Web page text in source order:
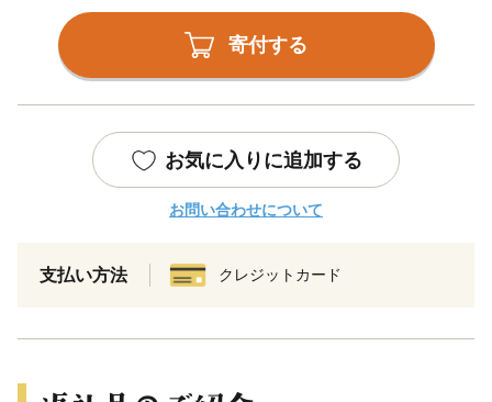
寄付する
お気に入りに追加する
お問い合わせについて
支払い方法 クレジットカード